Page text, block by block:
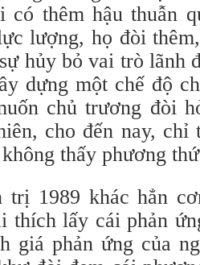
thêm hậu thuẫn
lượng, họ đòi
hủy bỏ vai trò lãnh
dựng một chế độ
chủ trương đòi
cho đến nay, chỉ
thấy phương
trị 1989 khác hẳn
thích lấy cái phản
giá phản ứng của